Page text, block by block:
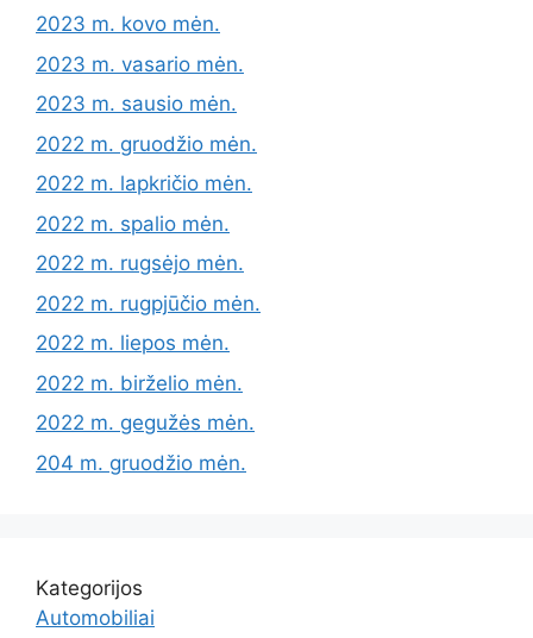
2023 m. kovo mėn.
2023 m. vasario mėn.
2023 m. sausio mėn.
2022 m. gruodžio mėn.
2022 m. lapkričio mėn.
2022 m. spalio mėn.
2022 m. rugsėjo mėn.
2022 m. rugpjūčio mėn.
2022 m. liepos mėn.
2022 m. birželio mėn.
2022 m. gegužės mėn.
204 m. gruodžio mėn.
Kategorijos
Automobiliai